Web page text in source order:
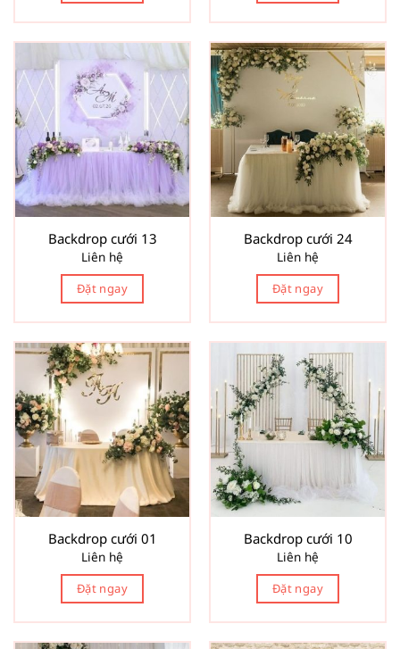
Backdrop cưới 13
Liên hệ
Đặt ngay
Backdrop cưới 24
Liên hệ
Đặt ngay
Backdrop cưới 01
Liên hệ
Đặt ngay
Backdrop cưới 10
Liên hệ
Đặt ngay